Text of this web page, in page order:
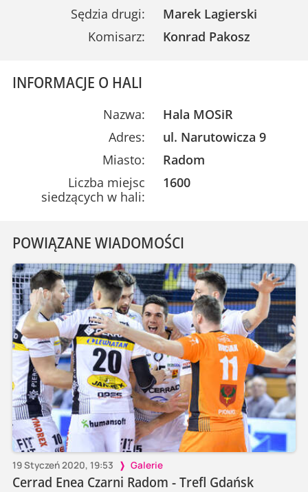
Sędzia drugi:
Marek Lagierski
Komisarz:
Konrad Pakosz
INFORMACJE O HALI
Nazwa:
Hala MOSiR
Adres:
ul. Narutowicza 9
Miasto:
Radom
Liczba miejsc
siedzących w hali:
1600
POWIĄZANE WIADOMOŚCI
19 Styczeń 2020, 19:53 Galerie
Cerrad Enea Czarni Radom - Trefl Gdańsk